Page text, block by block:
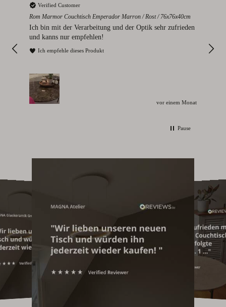
Verified Customer
Rom Marmor Couchtisch Emperador Marron / Rost / 76x76x40cm
Ich bin mit der Verarbeitung und der Optik sehr zufrieden
und kanns nur empfehlen!
Ich empfehle dieses Produkt
vor einem Monat
Pause